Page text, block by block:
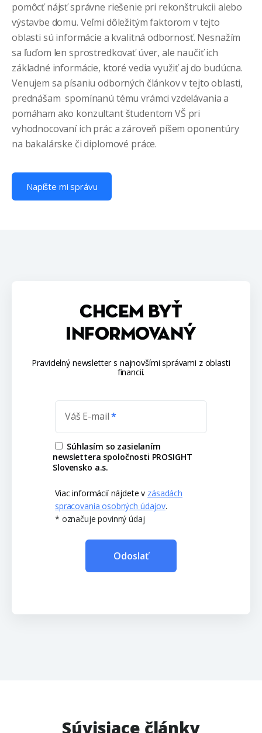
pomôcť nájsť správne riešenie pri rekonštrukcii alebo
výstavbe domu. Veľmi dôležitým faktorom v tejto
oblasti sú informácie a kvalitná odbornosť. Nesnažím
sa ľuďom len sprostredkovať úver, ale naučiť ich
základné informácie, ktoré vedia využiť aj do budúcna.
Venujem sa písaniu odborných článkov v tejto oblasti,
prednášam spomínanú tému vrámci vzdelávania a
pomáham ako konzultant študentom VŠ pri
vyhodnocovaní ich prác a zároveň píšem oponentúry
na bakalárske či diplomové práce.
Napíšte mi správu
CHCEM BYŤ
INFORMOVANÝ
Pravidelný newsletter s najnovšími správami z oblasti
financií.
Váš E-mail
Súhlasím so zasielaním
newslettera spoločnosti PROSIGHT
Slovensko a.s.
Viac informácií nájdete v zásadách
spracovania osobných údajov.
* označuje povinný údaj
Súvisiace články